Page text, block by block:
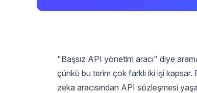
"Başsız API yönetim aracı" diye
çünkü bu terim çok farklı iki işi
zeka aracısından API sözleşmesi